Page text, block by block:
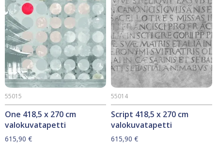
One 418,5 x 270 cm
valokuvatapetti
55015
615,90 €
Script 418,5 x 270 cm
valokuvatapetti
55014
615,90 €